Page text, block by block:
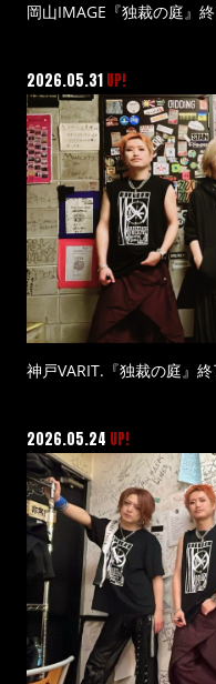
岡山IMAGE『独裁の庭』
2026.05.31 UP!
神戸VARIT.『独裁の庭』
2026.05.24 UP!